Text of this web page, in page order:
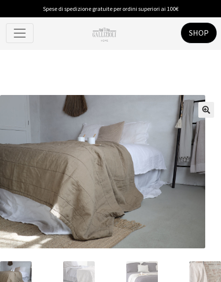
Spese di spedizione gratuite per ordini superiori ai 100€
SHOP